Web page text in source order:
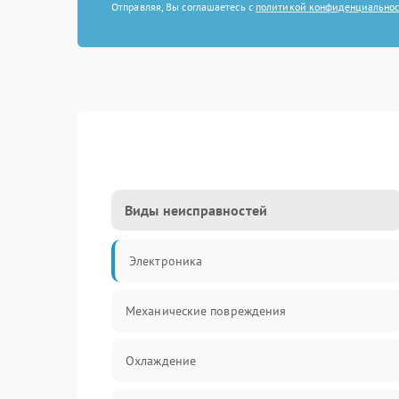
Отправляя, Вы соглашаетесь с политикой
Виды неисправностей
Электроника
Механические повреждения
Охлаждение